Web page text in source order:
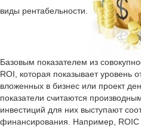
виды рентабельности.
Базовым показателем из
ROI, которая показывает уровень
вложенных в бизнес или проект
показатели считаются
инвестиций для них выступают
финансирования. Например, ROIC